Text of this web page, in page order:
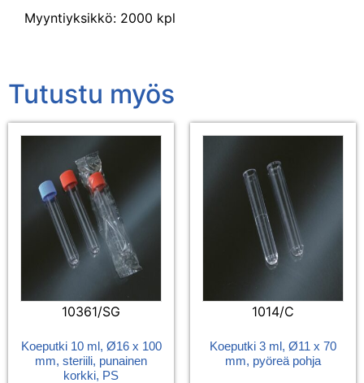
Myyntiyksikkö: 2000 kpl
Tutustu myös
10361/SG
Koeputki 10 ml, Ø16 x 100
mm, steriili, punainen
korkki, PS
1014/C
Koeputki 3 ml, Ø11 x 70
mm, pyöreä pohja